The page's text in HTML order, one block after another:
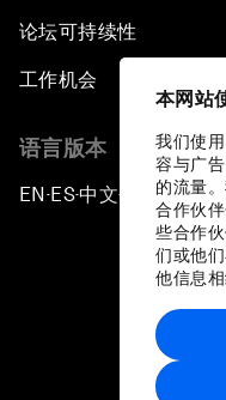
本网站
我们使
容与广
的流量
合作伙
些合作
们或他
他信息相
论坛可持续性
工作机会
语言版本
EN ▪ ES▪中文▪ 日本語